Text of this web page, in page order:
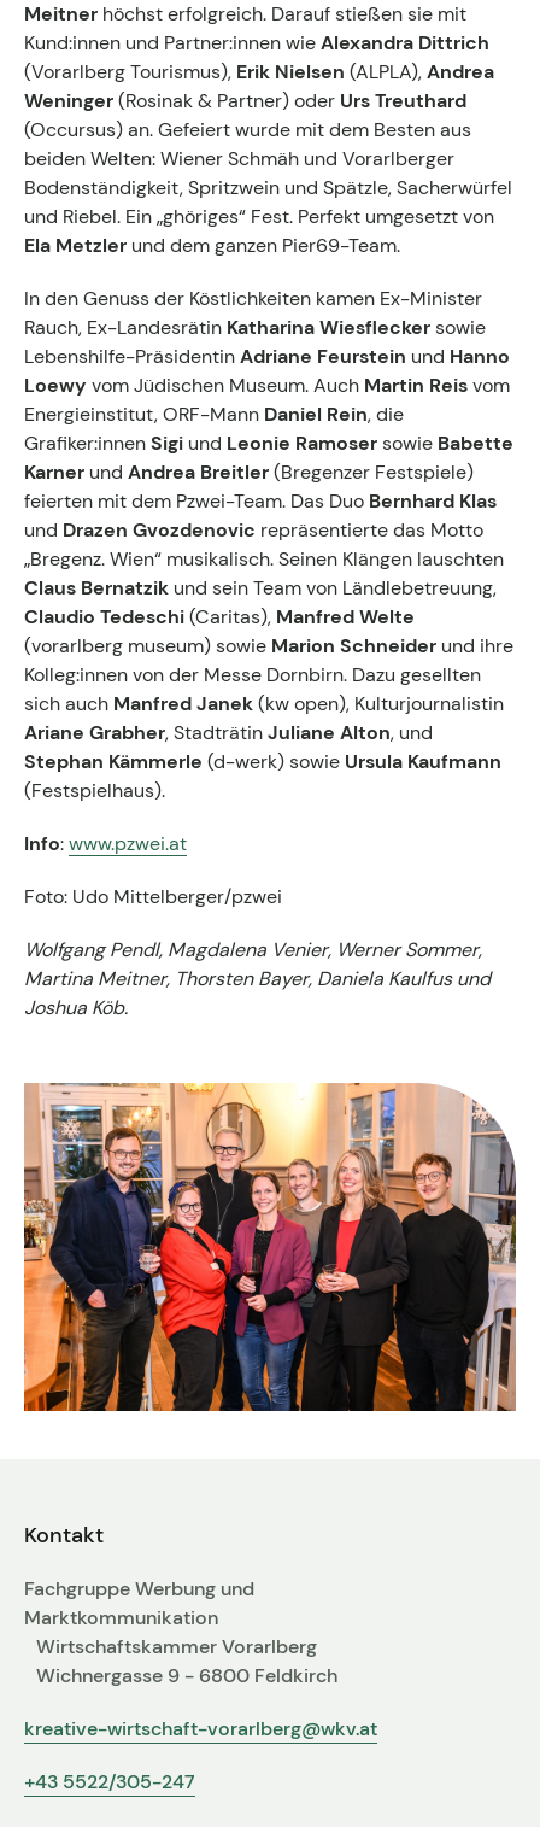
Meitner höchst erfolgreich. Darauf stießen sie mit
Kund:innen und Partner:innen wieAlexandra Dittrich
(Vorarlberg Tourismus), Erik Nielsen (ALPLA),Andrea
Weninger(Rosinak & Partner) oder Urs Treuthard
(Occursus) an. Gefeiert wurde mit dem Besten aus
beiden Welten: Wiener Schmäh und Vorarlberger
Bodenständigkeit, Spritzwein und Spätzle, Sacherwürfel
und Riebel. Ein „ghöriges“ Fest. Perfekt umgesetzt von
Ela Metzler und dem ganzen Pier69-Team.
In den Genuss der Köstlichkeiten kamen Ex-Minister
Rauch, Ex-Landesrätin Katharina Wiesfleckersowie
Lebenshilfe-PräsidentinAdriane Feurstein und Hanno
Loewy vom Jüdischen Museum. Auch Martin Reisvom
Energieinstitut, ORF-Mann Daniel Rein, die
Grafiker:innenSigi und Leonie Ramosersowie Babette
Karner und Andrea Breitler(Bregenzer Festspiele)
feierten mit dem Pzwei-Team. Das Duo Bernhard Klas
und Drazen Gvozdenovic repräsentierte das Motto
„Bregenz. Wien“ musikalisch. Seinen Klängen lauschten
Claus Bernatzik und sein Team von Ländlebetreuung,
Claudio Tedeschi(Caritas), Manfred Welte
(vorarlberg museum) sowie Marion Schneider und ihre
Kolleg:innen von der Messe Dornbirn. Dazu gesellten
sich auch Manfred Janek(kw open), Kulturjournalistin
Ariane Grabher, StadträtinJuliane Alton, und
Stephan Kämmerle (d-werk) sowie Ursula Kaufmann
(Festspielhaus).
Info:www.pzwei.at
Foto: Udo Mittelberger/pzwei
Wolfgang Pendl, Magdalena Venier, Werner Sommer,
Martina Meitner, Thorsten Bayer, Daniela Kaulfus und
Joshua Köb.
Kontakt
Fachgruppe Werbung und
Marktkommunikation
Wirtschaftskammer Vorarlberg
Wichnergasse 9 - 6800 Feldkirch
kreative-wirtschaft-vorarlberg@wkv.at
+43 5522/305-247